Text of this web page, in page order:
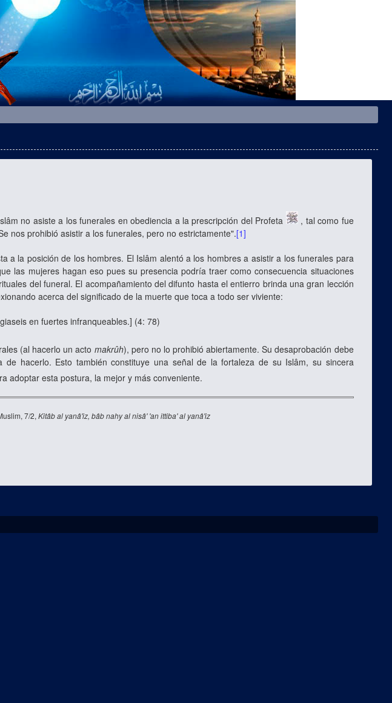
no asiste a los funerales en obediencia a la prescripción del Profeta
, tal como fue
nos prohibió asistir a los funerales, pero no estrictamente".[1]
a la posición de los hombres. El Islâm alentó a los hombres a asistir a los funerales para
las mujeres hagan eso pues su presencia podría traer como consecuencia situaciones
del funeral. El acompañamiento del difunto hasta el entierro brinda una gran lección
acerca del significado de la muerte que toca a todo ser viviente:
en fuertes infranqueables.] (4: 78)
(al hacerlo un acto makrûh), pero no lo prohibió abiertamente. Su desaprobación debe
hacerlo. Esto también constituye una señal de la fortaleza de su Islâm, su sincera
adoptar esta postura, la mejor y más conveniente.
7/2,Kitâb al yanâ'iz, bâb nahy al nisâ' 'an ittiba' al yanâ'iz